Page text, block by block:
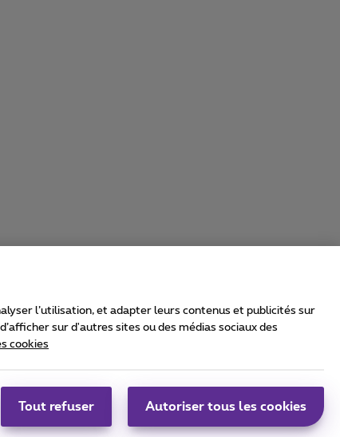
& Wholesale Solutions
Group
|
l’utilisation, et adapter leurs contenus et publicités sur
sur d'autres sites ou des médias sociaux des
cookies
Tout refuser Autoriser tous les cookies